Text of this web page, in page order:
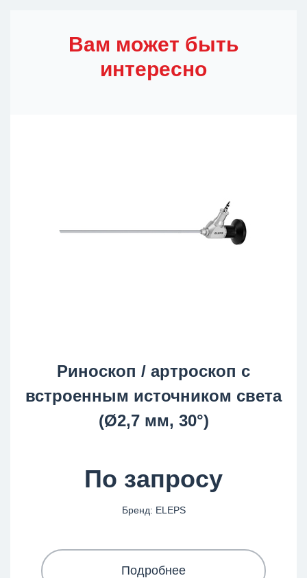
Вам может быть
интересно
Риноскоп / артроскоп с
встроенным источником света
(Ø2,7 мм, 30°)
По запросу
Бренд: ELEPS
Подробнее